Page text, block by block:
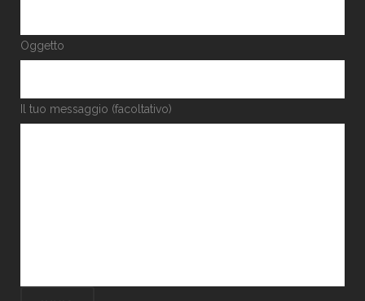
Oggetto
Il tuo messaggio (facoltativo)